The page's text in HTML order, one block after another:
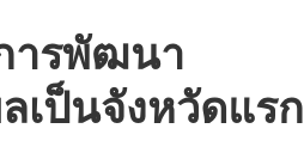
ารพัฒนา
เป็นจังหวัดแรก